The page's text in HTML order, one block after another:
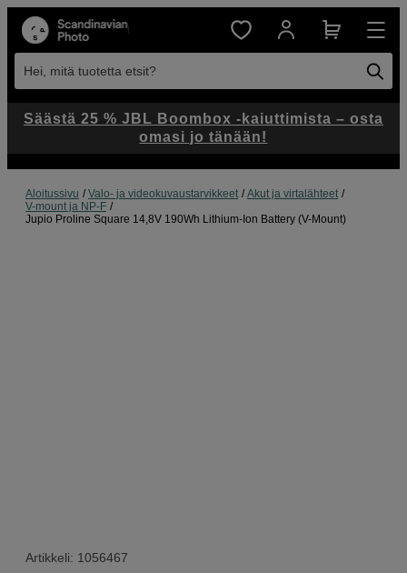
Hei, mitä tuotetta etsit?
Aloitussivu Valo- ja videokuvaustarvikkeet
Akut ja virtalähteet
V-mount ja NP-F
Jupio Proline Square 14,8V 190Wh Lithium-Ion Battery (V-Mount)
Artikkeli: 1056467
Säästä 25 % JBL Boombox -kaiuttimista – osta
omasi jo tänään!